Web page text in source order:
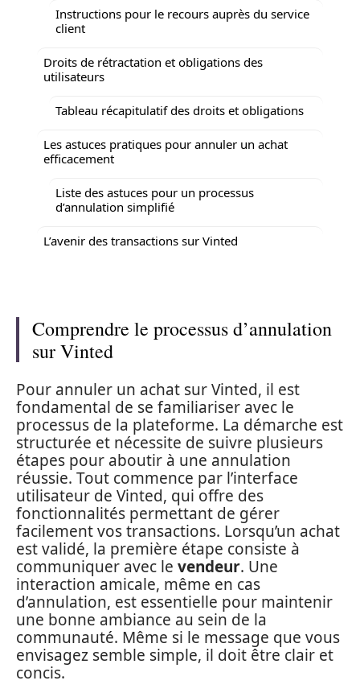
Instructions pour le recours auprès du service
client
Droits de rétractation et obligations des
utilisateurs
Tableau récapitulatif des droits et obligations
Les astuces pratiques pour annuler un achat
efficacement
Liste des astuces pour un processus
d’annulation simplifié
L’avenir des transactions sur Vinted
Comprendre le processus d’annulation
sur Vinted
Pour annuler un achat sur Vinted, il est
fondamental de se familiariser avec le
processus de la plateforme. La démarche est
structurée et nécessite de suivre plusieurs
étapes pour aboutir à une annulation
réussie. Tout commence par l’interface
utilisateur de Vinted, qui offre des
fonctionnalités permettant de gérer
facilement vos transactions. Lorsqu’un achat
est validé, la première étape consiste à
communiquer avec le vendeur. Une
interaction amicale, même en cas
d’annulation, est essentielle pour maintenir
une bonne ambiance au sein de la
communauté. Même si le message que vous
envisagez semble simple, il doit être clair et
concis.